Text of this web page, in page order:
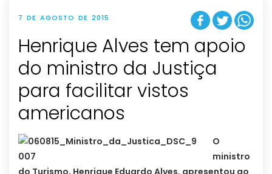
7 DE AGOSTO DE 2015
Henrique Alves tem apoio
do ministro da Justiça
para facilitar vistos
O
ministro